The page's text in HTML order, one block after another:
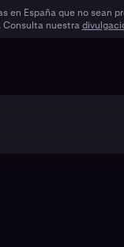
España que no sean
Consulta nuestra